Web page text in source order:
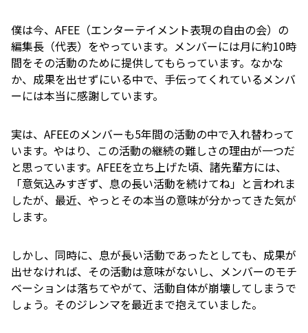
僕は今、AFEE（エンターテイメント表現の自由の会）の
編集長（代表）をやっています。メンバーには月に約10時
間をその活動のために提供してもらっています。なかな
か、成果を出せずにいる中で、手伝ってくれているメンバ
ーには本当に感謝しています。
実は、AFEEのメンバーも5年間の活動の中で入れ替わって
います。やはり、この活動の継続の難しさの理由が一つだ
と思っています。AFEEを立ち上げた頃、諸先輩方には、
「意気込みすぎず、息の長い活動を続けてね」と言われま
したが、最近、やっとその本当の意味が分かってきた気が
します。
しかし、同時に、息が長い活動であったとしても、成果が
出せなければ、その活動は意味がないし、メンバーのモチ
ベーションは落ちてやがて、活動自体が崩壊してしまうで
しょう。そのジレンマを最近まで抱えていました。